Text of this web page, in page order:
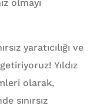
olmayı
yaratıcılığı ve
Yıldız
olarak,
sınırsız